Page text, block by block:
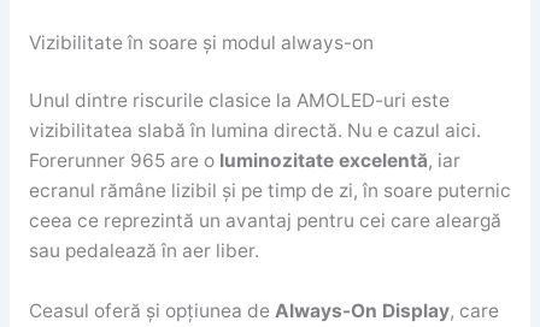
Vizibilitate în soare și modul always-on
Unul dintre riscurile clasice la AMOLED-uri este
vizibilitatea slabă în lumina directă. Nu e cazul aici.
Forerunner 965 are o luminozitate excelentă, iar
ecranul rămâne lizibil și pe timp de zi, în soare puternic
ceea ce reprezintă un avantaj pentru cei care aleargă
sau pedalează în aer liber.
Ceasul oferă și opțiunea de Always-On Display, care